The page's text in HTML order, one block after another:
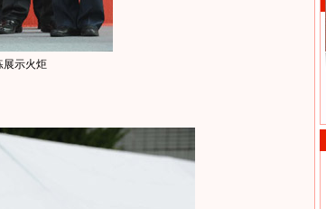
展示火炬